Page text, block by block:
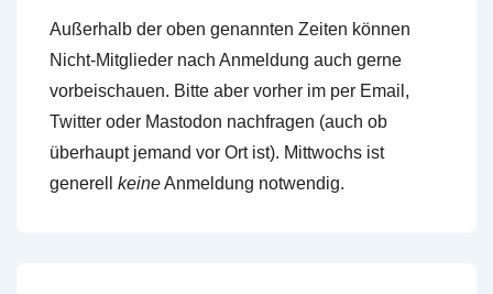
Außerhalb der oben genannten Zeiten können
Nicht-Mitglieder nach Anmeldung auch gerne
vorbeischauen. Bitte aber vorher im per Email,
Twitter oder Mastodon nachfragen (auch ob
überhaupt jemand vor Ort ist). Mittwochs ist
generell keineAnmeldung notwendig.